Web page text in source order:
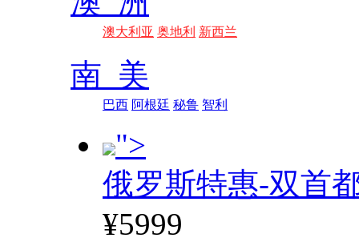
澳大利亚 奥地利 新西兰
南 美
巴西 阿根廷 秘鲁 智利
">
俄罗斯特惠-双首
¥5999